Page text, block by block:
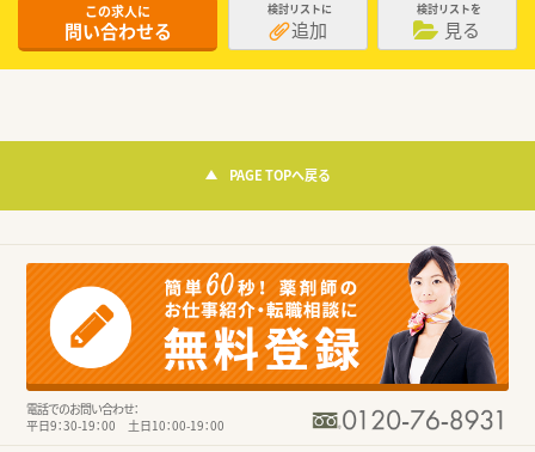
この求人に
問い合わせる
検討リストに
追加
検討リストを
見る
PAGE TOPへ戻る
電話でのお問い合わせ：
平日9：30-19：00 土日10：00-19：00